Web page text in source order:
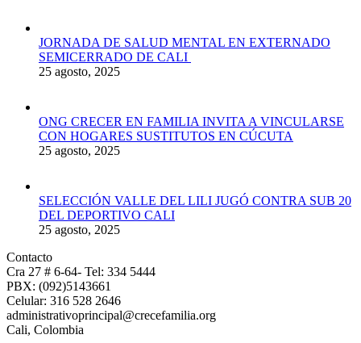
JORNADA DE SALUD MENTAL EN EXTERNADO
SEMICERRADO DE CALI
25 agosto, 2025
ONG CRECER EN FAMILIA INVITA A VINCULARSE
CON HOGARES SUSTITUTOS EN CÚCUTA
25 agosto, 2025
SELECCIÓN VALLE DEL LILI JUGÓ CONTRA SUB 20
DEL DEPORTIVO CALI
25 agosto, 2025
Contacto
Cra 27 # 6-64- Tel: 334 5444
PBX: (092)5143661
Celular: 316 528 2646
administrativoprincipal@crecefamilia.org
Cali, Colombia